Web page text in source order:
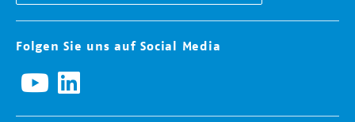
Folgen Sie uns auf Social Media